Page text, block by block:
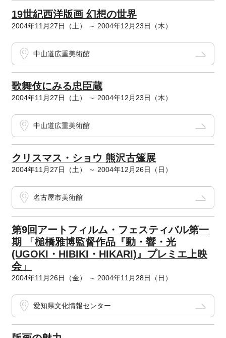
19世紀西洋版画 幻想の世界
2004年11月27日（土） ～ 2004年12月23日（木）
中山道広重美術館
歌舞伎にみる忠臣蔵
2004年11月27日（土） ～ 2004年12月23日（木）
中山道広重美術館
クリスマス・ショウ 熊沢古篷展
2004年11月27日（土） ～ 2004年12月26日（日）
名古屋市美術館
第9回アートフィルム・フェスティバル第一
期 「槌橋雅博監督作品『動・響・光
(UGOKI・HIBIKI・HIKARI)』プレミエ上映
会」
2004年11月26日（金） ～ 2004年11月28日（日）
愛知県文化情報センター